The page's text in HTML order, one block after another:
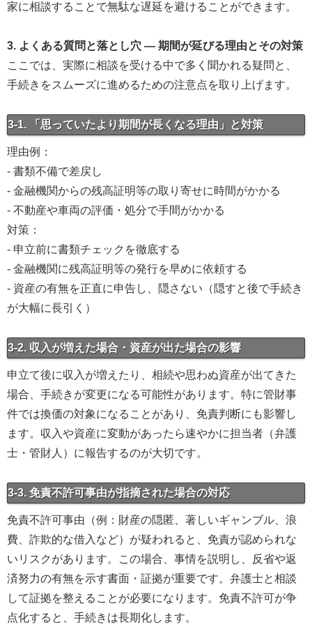
家に相談することで無駄な遅延を避けることができます。
3. よくある質問と落とし穴 — 期間が延びる理由とその対策
ここでは、実際に相談を受ける中で多く聞かれる疑問と、
手続きをスムーズに進めるための注意点を取り上げます。
3-1. 「思っていたより期間が長くなる理由」と対策
理由例：
- 書類不備で差戻し
- 金融機関からの残高証明等の取り寄せに時間がかかる
- 不動産や車両の評価・処分で手間がかかる
対策：
- 申立前に書類チェックを徹底する
- 金融機関に残高証明等の発行を早めに依頼する
- 資産の有無を正直に申告し、隠さない（隠すと後で手続き
が大幅に長引く）
3-2. 収入が増えた場合・資産が出た場合の影響
申立て後に収入が増えたり、相続や思わぬ資産が出てきた
場合、手続きが変更になる可能性があります。特に管財事
件では換価の対象になることがあり、免責判断にも影響し
ます。収入や資産に変動があったら速やかに担当者（弁護
士・管財人）に報告するのが大切です。
3-3. 免責不許可事由が指摘された場合の対応
免責不許可事由（例：財産の隠匿、著しいギャンブル、浪
費、詐欺的な借入など）が疑われると、免責が認められな
いリスクがあります。この場合、事情を説明し、反省や返
済努力の有無を示す書面・証拠が重要です。弁護士と相談
して証拠を整えることが必要になります。免責不許可が争
点化すると、手続きは長期化します。